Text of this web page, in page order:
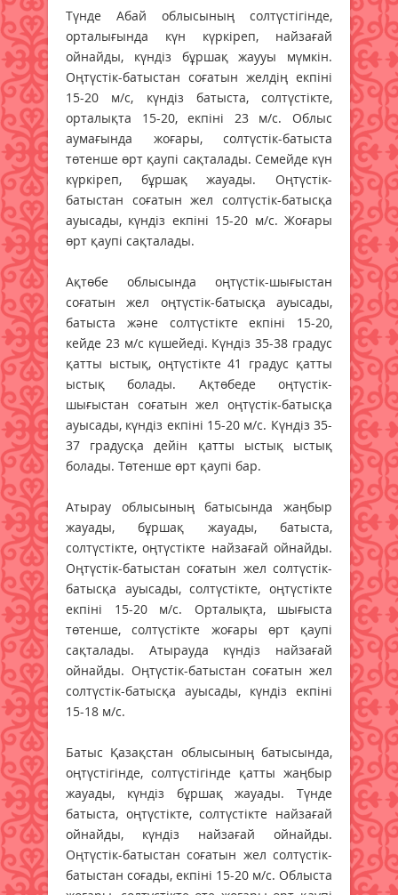
Түнде Абай облысының солтүстігінде,
орталығында күн күркіреп, найзағай
ойнайды, күндіз бұршақ жаууы мүмкін.
Оңтүстік-батыстан соғатын желдің екпіні
15-20 м/с, күндіз батыста, солтүстікте,
орталықта 15-20, екпіні 23 м/с. Облыс
аумағында жоғары, солтүстік-батыста
төтенше өрт қаупі сақталады. Семейде күн
күркіреп, бұршақ жауады. Оңтүстік-
батыстан соғатын жел солтүстік-батысқа
ауысады, күндіз екпіні 15-20 м/с. Жоғары
өрт қаупі сақталады.
Ақтөбе облысында оңтүстік-шығыстан
соғатын жел оңтүстік-батысқа ауысады,
батыста және солтүстікте екпіні 15-20,
кейде 23 м/с күшейеді. Күндіз 35-38 градус
қатты ыстық, оңтүстікте 41 градус қатты
ыстық болады. Ақтөбеде оңтүстік-
шығыстан соғатын жел оңтүстік-батысқа
ауысады, күндіз екпіні 15-20 м/с. Күндіз 35-
37 градусқа дейін қатты ыстық ыстық
болады. Төтенше өрт қаупі бар.
Атырау облысының батысында жаңбыр
жауады, бұршақ жауады, батыста,
солтүстікте, оңтүстікте найзағай ойнайды.
Оңтүстік-батыстан соғатын жел солтүстік-
батысқа ауысады, солтүстікте, оңтүстікте
екпіні 15-20 м/с. Орталықта, шығыста
төтенше, солтүстікте жоғары өрт қаупі
сақталады. Атырауда күндіз найзағай
ойнайды. Оңтүстік-батыстан соғатын жел
солтүстік-батысқа ауысады, күндіз екпіні
15-18 м/с.
Батыс Қазақстан облысының батысында,
оңтүстігінде, солтүстігінде қатты жаңбыр
жауады, күндіз бұршақ жауады. Түнде
батыста, оңтүстікте, солтүстікте найзағай
ойнайды, күндіз найзағай ойнайды.
Оңтүстік-батыстан соғатын жел солтүстік-
батыстан соғады, екпіні 15-20 м/с. Облыста